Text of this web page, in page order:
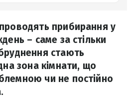
прибирання у
– саме за стільки
стають
зона кімнати, що
чи не постійно